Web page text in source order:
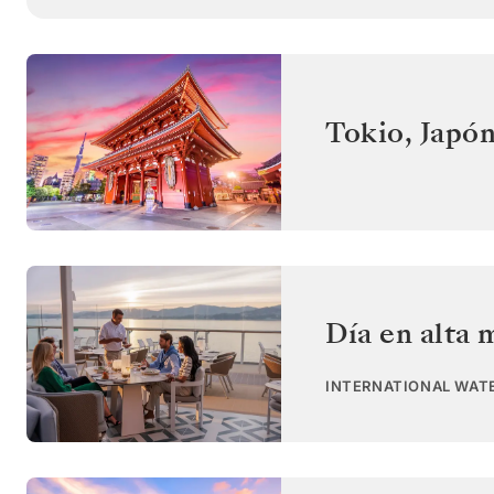
Tokio,
Día en alta
INTERNATIONAL